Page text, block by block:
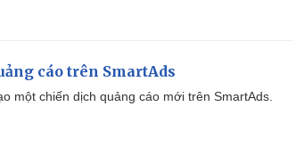
cáo trên SmartAds
một chiến dịch quảng cáo mới trên SmartAds.